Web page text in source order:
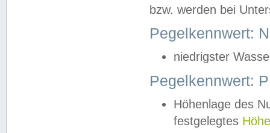
bzw. werden bei
Pegelkennwert:
niedrigster
Pegelkennwert:
Höhenlage des
festgelegtes